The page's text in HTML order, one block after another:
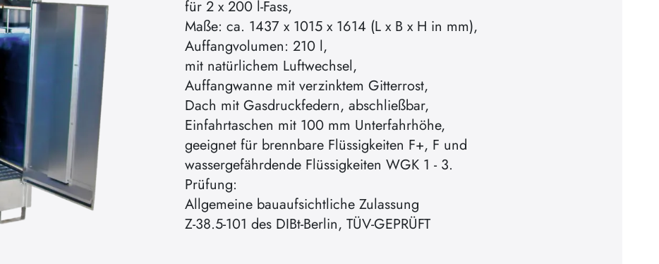
für 2 x 200 l-Fass,
Maße: ca. 1437 x 1015 x 1614 (L x B x H in mm),
Auffangvolumen: 210 l,
mit natürlichem Luftwechsel,
Auffangwanne mit verzinktem Gitterrost,
Dach mit Gasdruckfedern, abschließbar,
Einfahrtaschen mit 100 mm Unterfahrhöhe,
geeignet für brennbare Flüssigkeiten F+, F und
wassergefährdende Flüssigkeiten WGK 1 - 3.
Prüfung:
Allgemeine bauaufsichtliche Zulassung
Z-38.5-101 des DIBt-Berlin, TÜV-GEPRÜFT